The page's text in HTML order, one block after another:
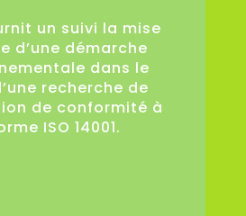
un suivi la mise
d’une démarche
dans le
recherche de
de conformité à
ISO 14001.